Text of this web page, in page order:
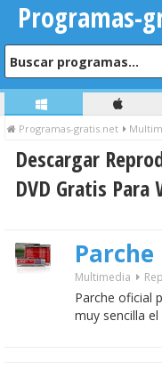
Programas-
Programas-gratis.net
Descargar
DVD Gratis Para
Multimedia
Parche oficial
muy sencilla